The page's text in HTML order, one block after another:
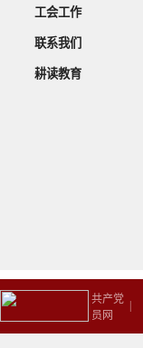
工会工作
联系我们
耕读教育
共产党
员网